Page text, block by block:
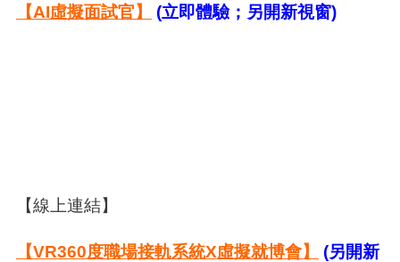
【AI虛擬面試官】 (立即體驗；另開新視窗)
【線上連結】
【VR360度職場接軌系統X虛擬就博會】
(另開新